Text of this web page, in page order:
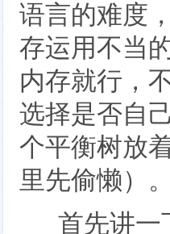
语言的难度
存运用不当
内存就行，
选择是否自
个平衡树放
里先偷懒）
首先讲一